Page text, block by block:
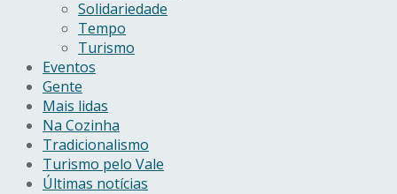
Solidariedade
Tempo
Turismo
Eventos
Gente
Mais lidas
Na Cozinha
Tradicionalismo
Turismo pelo Vale
Últimas notícias